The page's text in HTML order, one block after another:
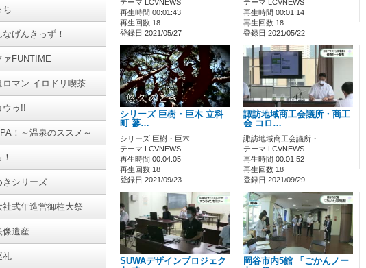
ち
げんきっず！
ァFUNTIME
ロマン イロドリ喫茶
ウゥ!!
！～温泉のススメ～
きシリーズ
社式年造営御柱大祭
像遺産
礼
テーマ LCVNEWS
再生時間 00:01:43
再生回数 18
登録日 2021/05/27
テーマ LCVNEWS
再生時間 00:01:14
再生回数 18
登録日 2021/05/22
シリーズ 巨樹・巨木 立科
町 蓼…
シリーズ 巨樹・巨木…
テーマ LCVNEWS
再生時間 00:04:05
再生回数 18
登録日 2021/09/23
諏訪地域商工会議所・商工
会 コロ…
諏訪地域商工会議所・…
テーマ LCVNEWS
再生時間 00:01:52
再生回数 18
登録日 2021/09/29
SUWAデザインプロジェク
岡谷市内5館 「ごかんノー